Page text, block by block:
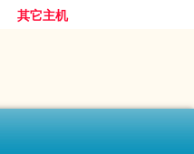
其它主机